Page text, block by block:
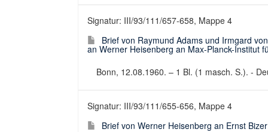
Signatur: III/93/111/657-658, Mappe 4
Brief von Raymund Adams und Irmgard
an Werner Heisenberg an Max-Planck-Institut
Bonn, 12.08.1960. – 1 Bl. (1 masch. S.). -
Signatur: III/93/111/655-656, Mappe 4
Brief von Werner Heisenberg an Ernst